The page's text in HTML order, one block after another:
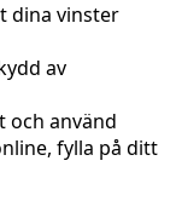
dina vinster
av
och använd
fylla på ditt